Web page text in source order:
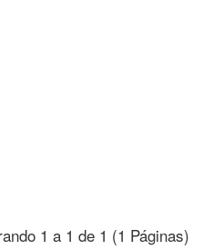
1 a 1 de 1 (1 Páginas)